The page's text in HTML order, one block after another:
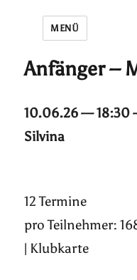
MENÜ
Anfänger –
10.06.26 — 18:30
Silvina
12 Termine
pro Teilnehmer:
| Klubkarte